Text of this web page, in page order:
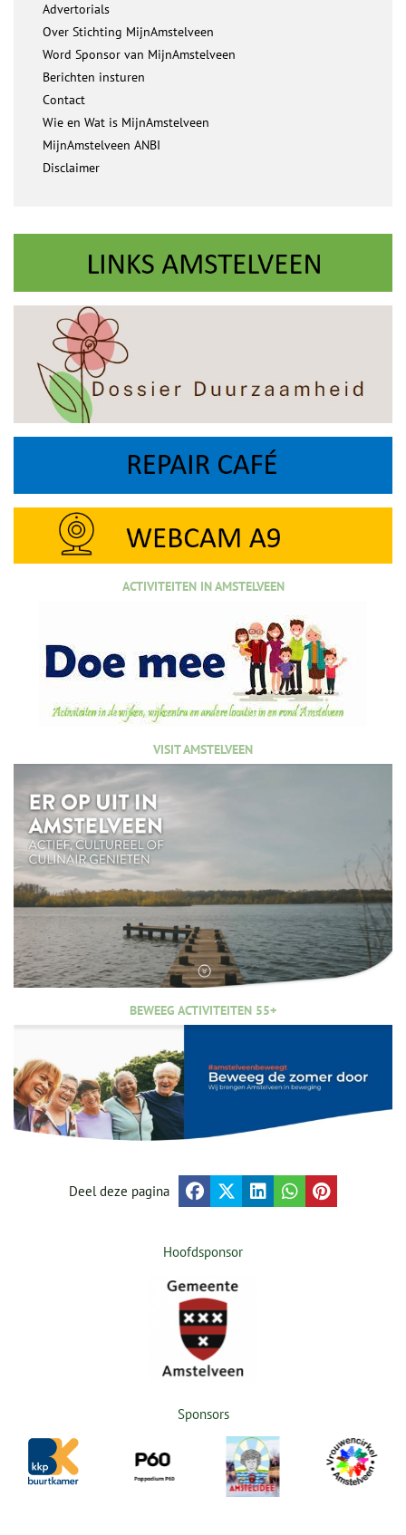
Advertorials
Over Stichting MijnAmstelveen
Word Sponsor van MijnAmstelveen
Berichten insturen
Contact
Wie en Wat is MijnAmstelveen
MijnAmstelveen ANBI
Disclaimer
ACTIVITEITEN IN AMSTELVEEN
VISIT AMSTELVEEN
BEWEEG ACTIVITEITEN 55+
Deel deze pagina
Hoofdsponsor
Sponsors